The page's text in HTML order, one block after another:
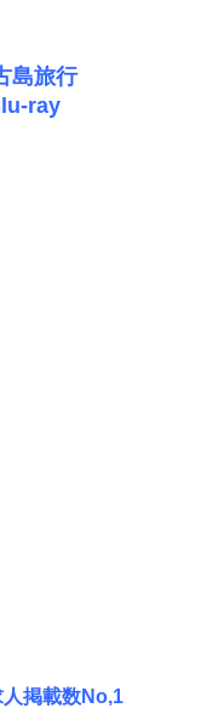
島旅行
ray
掲載数No,1